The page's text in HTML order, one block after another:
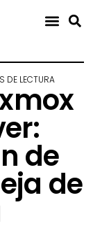
DE LECTURA
de
de